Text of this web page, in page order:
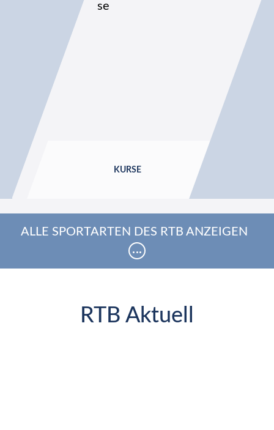
KURSE
ALLE SPORTARTEN DES RTB ANZEIGEN
RTB Aktuell